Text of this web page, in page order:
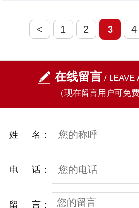
< 1 2 3 4
在线留言 / LEAVE
（现在留言用户可免费
姓 名：
电 话：
留 言：